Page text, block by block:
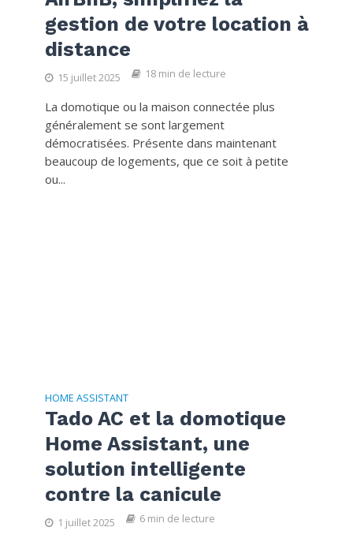
gestion de votre location à
distance
15 juillet 2025 18 min de lecture
La domotique ou la maison connectée plus
généralement se sont largement
démocratisées. Présente dans maintenant
beaucoup de logements, que ce soit à petite
ou...
HOME ASSISTANT
Tado AC et la domotique
Home Assistant, une
solution intelligente
contre la canicule
1 juillet 2025 6 min de lecture